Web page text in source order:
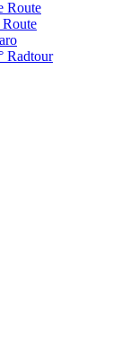
Route
Radtour